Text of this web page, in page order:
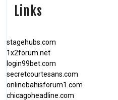
Links
stagehubs.com
1x2forum.net
login99bet.com
secretcourtesans.com
onlinebahisforum1.com
chicagoheadline.com